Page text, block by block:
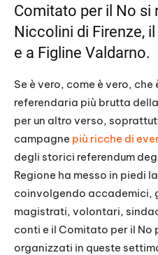
Comitato per il No si
Niccolini di Firenze,
e a Figline Valdarno.
Se è vero, come è vero,
referendaria più brutta
per un altro verso,
campagne più ricche di
degli storici referendum
Regione ha messo in piedi
coinvolgendo accademici,
magistrati, volontari,
conti e il Comitato per il No
organizzati in queste